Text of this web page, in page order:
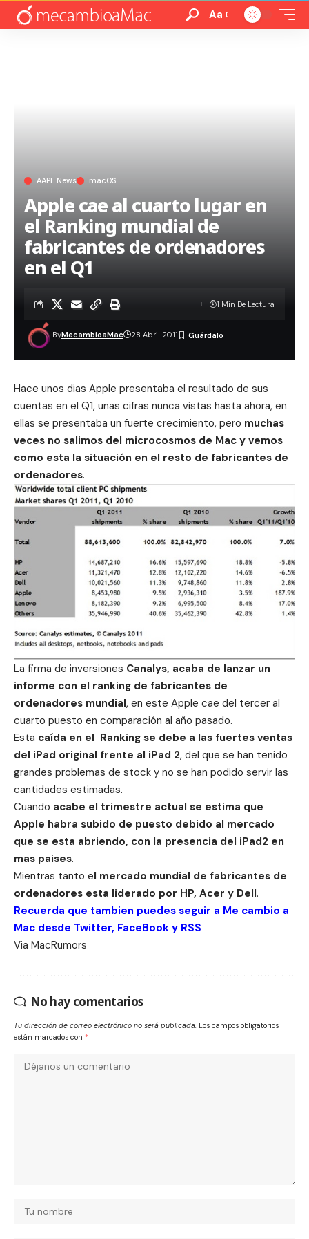
Aa
AAPL News macOS
Apple cae al cuarto lugar en
el Ranking mundial de
fabricantes de ordenadores
en el Q1
ByMecambioaMac 28 Abril 2011
1 Min De Lectura
Hace unos dias Apple presentaba el resultado de sus
cuentas en el Q1, unas cifras nunca vistas hasta ahora, en
ellas se presentaba un fuerte crecimiento, pero muchas
veces no salimos del microcosmos de Mac y vemos
como esta la situación en el resto de fabricantes de
ordenadores.
La firma de inversiones Canalys, acaba de lanzar un
informe con el ranking de fabricantes de
ordenadores mundial, en este Apple cae del tercer al
cuarto puesto en comparación al año pasado.
Esta caída en el Ranking se debe a las fuertes ventas
del iPad original frente al iPad 2, del que se han tenido
grandes problemas de stock y no se han podido servir las
cantidades estimadas.
Cuando acabe el trimestre actual se estima que
Apple habra subido de puesto debido al mercado
que se esta abriendo, con la presencia del iPad2 en
mas paises.
Mientras tanto el mercado mundial de fabricantes de
ordenadores esta liderado por HP, Acer y Dell.
Recuerda que tambien puedes seguir a Me cambio a
Mac desde Twitter, FaceBook y RSS
Via MacRumors
No hay comentarios
Tu dirección de correo electrónico no será publicada. Los campos obligatorios
están marcados con *